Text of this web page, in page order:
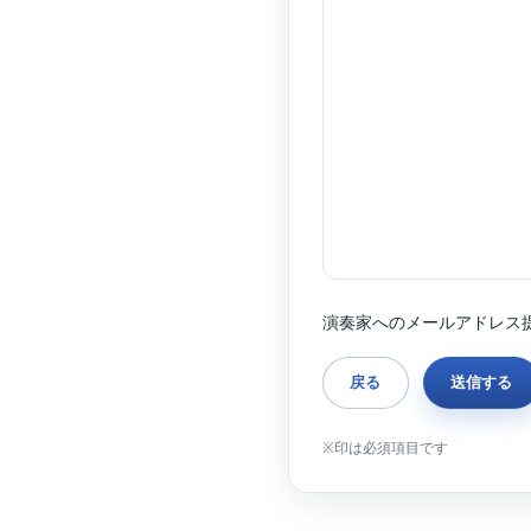
演奏家へのメールアドレス